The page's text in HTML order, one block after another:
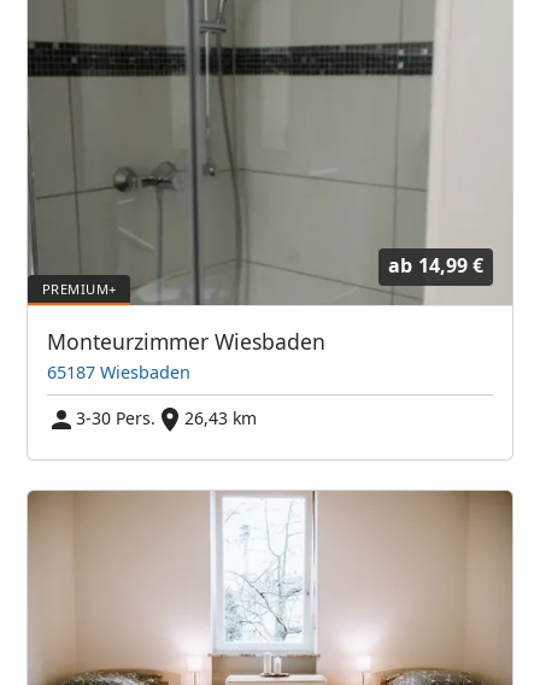
ab 14,99 €
Monteurzimmer Wiesbaden
65187 Wiesbaden
3-30 Pers.
26,43 km